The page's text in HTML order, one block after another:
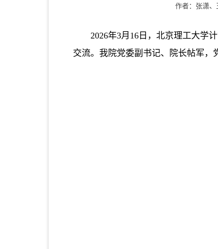
作者：张潇
2026年3月16日，北京理工大学
交流。 我院党委副书记、院长帖军，